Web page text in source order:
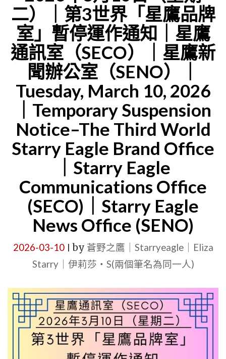
｜
SEWM
ZONE
2"
PLANES
DON’T
WAIT
FOR
CLASS:
AIRPORT
AND
EAGLE’S
IDENTITY
SHIFT
FROM
BRAND
PERSONA
｜
MARCH
20,
鷹」
到
「星
我
決
定
以
「星
之
名
重
新
認
識
界
｜
公
告
二）｜第3世界「星鷹品牌
室」暫停運作通知｜星鷹
通訊室（SECO）｜星鷹新
聞辦公室（SENO）｜
Tuesday, March 10, 2026
｜Temporary Suspension
Notice–The Third World
Starry Eagle Brand Office
｜Starry Eagle
Communications Office
(SECO)｜Starry Eagle
News Office (SENO)
2026-03-10| by 蒼野之鷹｜Starryeagle｜Eliza
Starry｜伊莉莎・S(兩個筆名為同一人)